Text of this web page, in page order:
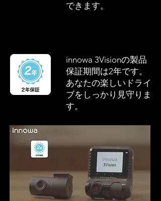
できます。
innowa 3Visionの製品
保証期間は2年です。
あなたの楽しいドライ
ブをしっかり見守りま
す。